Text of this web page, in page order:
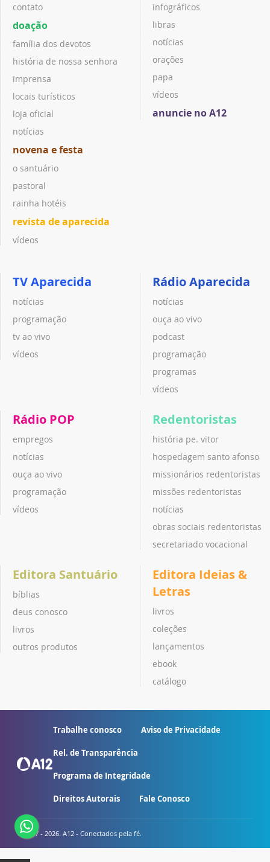
contato
doação
família dos devotos
história de nossa senhora
imprensa
locais turísticos
loja oficial
notícias
novena e festa
o santuário
pastoral
rainha hotéis
revista de aparecida
vídeos
infográficos
libras
notícias
orações
papa
vídeos
anuncie no A12
TV Aparecida
notícias
programação
tv ao vivo
vídeos
Rádio Aparecida
notícias
ouça ao vivo
podcast
programação
programas
vídeos
Rádio POP
empregos
notícias
ouça ao vivo
programação
vídeos
Redentoristas
história pe. vitor
hospedagem santo afonso
missionários redentoristas
missões redentoristas
notícias
obras sociais redentoristas
secretariado vocacional
Editora Santuário
bíblias
deus conosco
livros
outros produtos
Editora Ideias &
Letras
livros
coleções
lançamentos
ebook
catálogo
Trabalhe conosco Aviso de Privacidade
Rel. de Transparência
Programa de Integridade
Direitos Autorais Fale Conosco
© 2007 - 2026. A12 - Conectados pela fé.